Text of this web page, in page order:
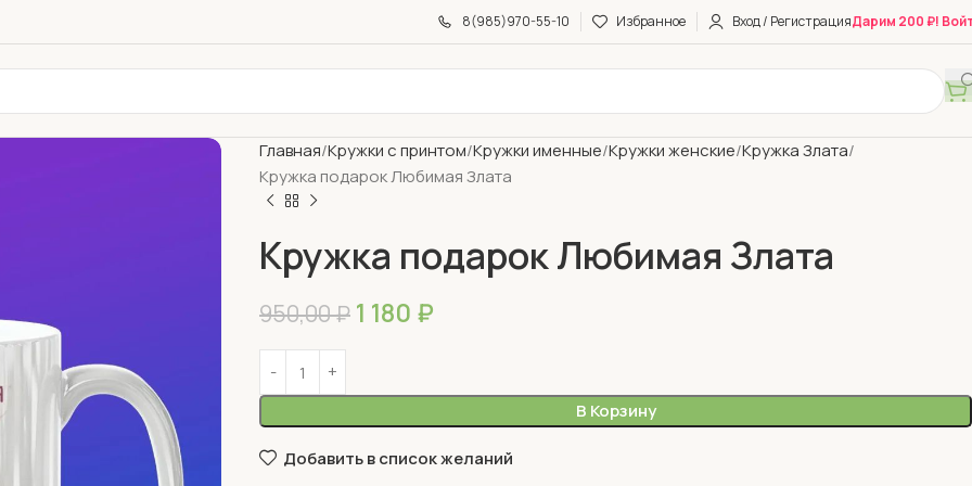
8(985)970-55-10 Избранное Вход / РегистрацияДарим 200 ₽!
Главная Кружки с принтом Кружки именные Кружки женские Кружка Злата
Кружка подарок Любимая Злата
Кружка подарок Любимая Злата
950,00₽ 1 180 ₽
В Корзину
Добавить в список желаний